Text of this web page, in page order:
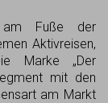
am Fuße der
Aktivreisen,
Marke „Der
mit den
am Markt